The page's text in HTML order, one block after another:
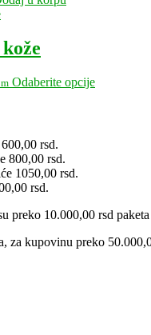
Odaberite opcijeOvaj
na
stranici
proizvoda.
rsd.
800,00 rsd.
1050,00 rsd.
rsd.
10.000,00 rsd
za kupovinu preko